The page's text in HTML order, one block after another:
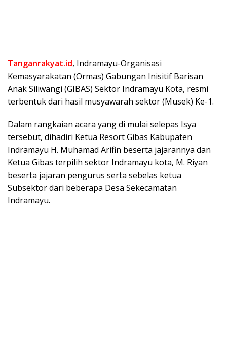
Tanganrakyat.id, Indramayu-Organisasi
Kemasyarakatan (Ormas) Gabungan Inisitif Barisan
Anak Siliwangi (GIBAS) Sektor Indramayu Kota, resmi
terbentuk dari hasil musyawarah sektor (Musek) Ke-1.
Dalam rangkaian acara yang di mulai selepas Isya
tersebut, dihadiri Ketua Resort Gibas Kabupaten
Indramayu H. Muhamad Arifin beserta jajarannya dan
Ketua Gibas terpilih sektor Indramayu kota, M. Riyan
beserta jajaran pengurus serta sebelas ketua
Subsektor dari beberapa Desa Sekecamatan
Indramayu.